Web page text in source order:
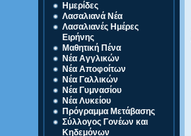
Ημερίδες
Λασαλιανά Νέα
Λασαλιανές Ημέρες
Ειρήνης
Μαθητική Πένα
Νέα Αγγλικών
Νέα Αποφοίτων
Νέα Γαλλικών
Νέα Γυμνασίου
Νέα Λυκείου
Πρόγραμμα Μετάβασης
Σύλλογος Γονέων και
Κηδεμόνων